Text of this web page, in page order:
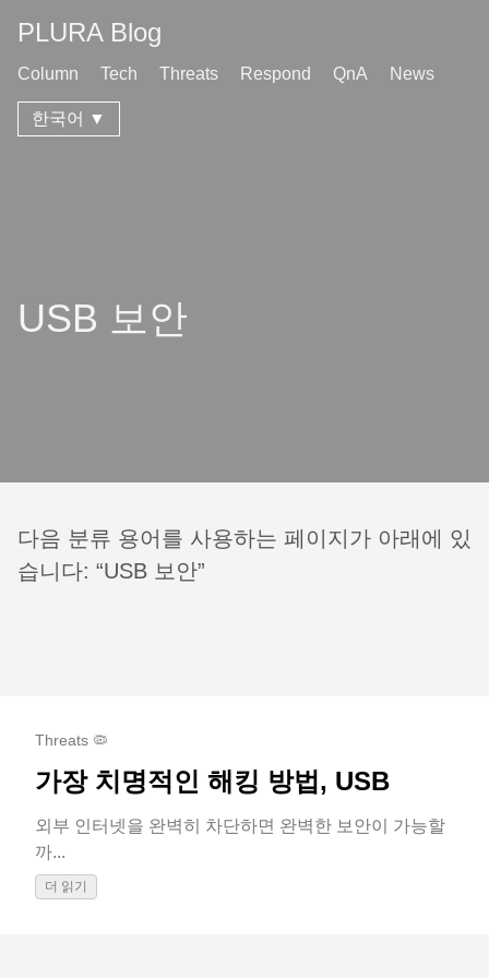
PLURA Blog
Column Tech Threats Respond QnA News
한국어 ▼
USB 보안
다음 분류 용어를 사용하는 페이지가 아래에 있
습니다: “USB 보안”
Threats 🦠
가장 치명적인 해킹 방법, USB
외부 인터넷을 완벽히 차단하면 완벽한 보안이 가능할
까...
더 읽기